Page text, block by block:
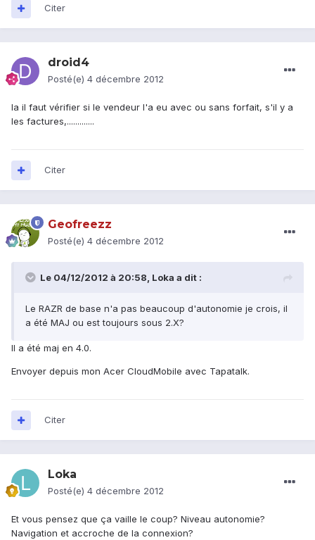
Citer
droid4
Posté(e) 4 décembre 2012
la il faut vérifier si le vendeur l'a eu avec ou sans forfait, s'il y a
les factures,.............
Citer
Geofreezz
Posté(e) 4 décembre 2012
Le 04/12/2012 à 20:58, Loka a dit :
Le RAZR de base n'a pas beaucoup d'autonomie je crois, il
a été MAJ ou est toujours sous 2.X?
Il a été maj en 4.0.
Envoyer depuis mon Acer CloudMobile avec Tapatalk.
Citer
Loka
Posté(e) 4 décembre 2012
Et vous pensez que ça vaille le coup? Niveau autonomie?
Navigation et accroche de la connexion?